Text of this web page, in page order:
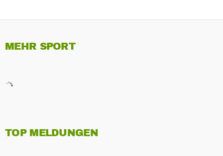
MEHR SPORT
TOP MELDUNGEN